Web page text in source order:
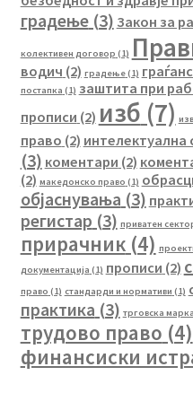
градење(3) Закон за
колективен договор (1)
водич (2) градење(1)
постапка (1) заштита при
прописи (2) изб (7)
право (2) интелектуална
(3) коментари (2)
(2) македонско право (1)
објаснувања (3)
регистар (3) приватен
прирачник(4)
документација (1) прописи (2)
право (1) стандарди и нормативи (1)
практика (3) трговска марка
трудово право (4)
финансиски